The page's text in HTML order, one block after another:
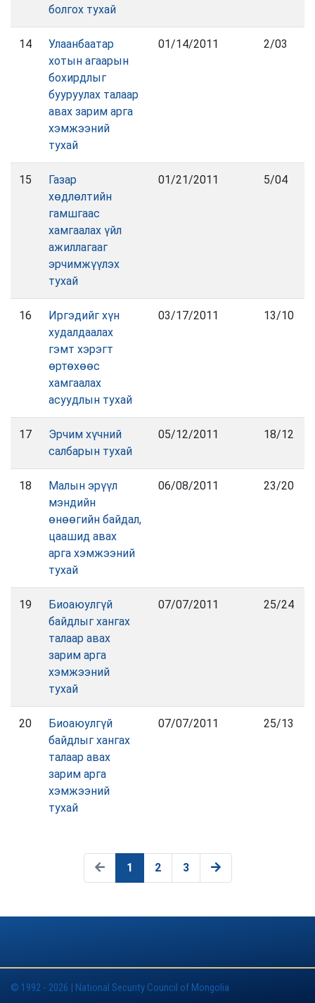
болгох тухай
14
Улаанбаатар
хотын агаарын
бохирдлыг
бууруулах талаар
авах зарим арга
хэмжээний
тухай
01/14/2011 2/03
15
Газар
хөдлөлтийн
гамшгаас
хамгаалах үйл
ажиллагааг
эрчимжүүлэх
тухай
01/21/2011 5/04
16
Иргэдийг хүн
худалдаалах
гэмт хэрэгт
өртөхөөс
хамгаалах
асуудлын тухай
03/17/2011 13/10
17
Эрчим хүчний
салбарын тухай
05/12/2011 18/12
18
Малын эрүүл
мэндийн
өнөөгийн байдал,
цаашид авах
арга хэмжээний
тухай
06/08/2011 23/20
19
Биоаюулгүй
байдлыг хангах
талаар авах
зарим арга
хэмжээний
тухай
07/07/2011 25/24
20
Биоаюулгүй
байдлыг хангах
талаар авах
зарим арга
хэмжээний
тухай
07/07/2011 25/13
1 2 3
© 1992 - 2026 | National Security Council of Mongolia